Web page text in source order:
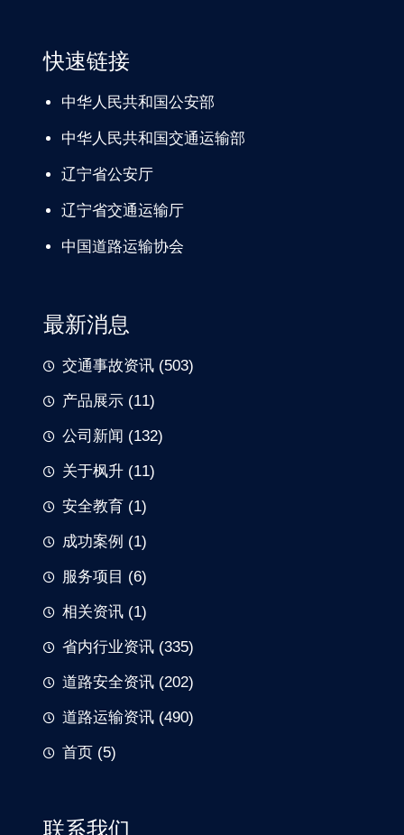
快速链接
中华人民共和国公安部
中华人民共和国交通运输部
辽宁省公安厅
辽宁省交通运输厅
中国道路运输协会
最新消息
交通事故资讯 (503)
产品展示 (11)
公司新闻 (132)
关于枫升 (11)
安全教育 (1)
成功案例 (1)
服务项目 (6)
相关资讯 (1)
省内行业资讯 (335)
道路安全资讯 (202)
道路运输资讯 (490)
首页 (5)
联系我们